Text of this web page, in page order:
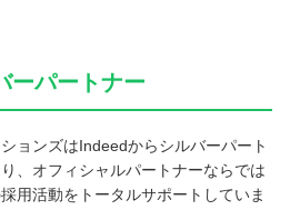
ーパートナー
ョンズはIndeedからシルバーパート
、オフィシャルパートナーならでは
用活動をトータルサポートしていま